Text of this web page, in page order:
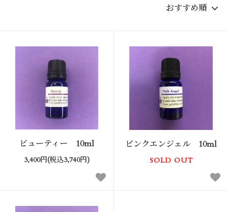
ビューティー 10ml
3,400円(税込3,740円)
ピンクエンジェル 10ml
SOLD OUT